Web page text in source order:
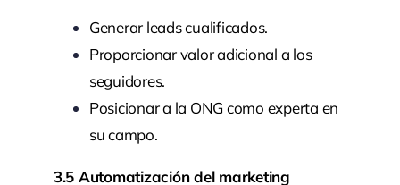
Generar leads cualificados.
Proporcionar valor adicional a los
seguidores.
Posicionar a la ONG como experta en
su campo.
3.5 Automatización del marketing